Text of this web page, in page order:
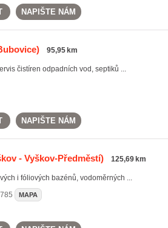
NAPIŠTE NÁM
95,95 km
čistíren odpadních vod, septiků ...
NAPIŠTE NÁM
- Vyškov-Předměstí) 125,69 km
i fóliových bazénů, vodoměrných ...
MAPA